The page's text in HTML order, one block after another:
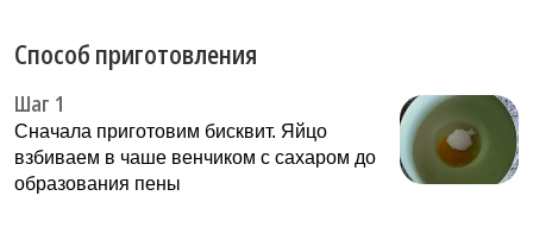
Способ приготовления
Шаг 1
Сначала приготовим бисквит. Яйцо
взбиваем в чаше венчиком с сахаром до
образования пены